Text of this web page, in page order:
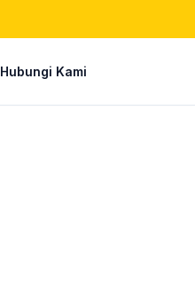
Hubungi Kami